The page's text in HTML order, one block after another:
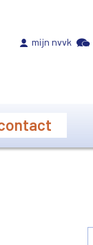
mijn nvvk